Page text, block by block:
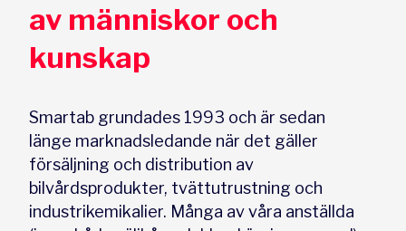
av människor och
kunskap
Smartab grundades 1993 och är sedan
länge marknadsledande när det gäller
försäljning och distribution av
bilvårdsprodukter, tvättutrustning och
industrikemikalier. Många av våra anställda